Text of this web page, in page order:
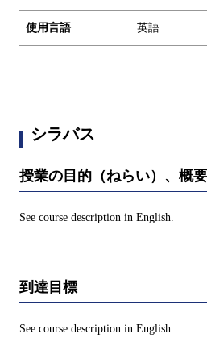
使用言語 英語
シラバス
授業の目的（ねらい）、概要
See course description in English.
到達目標
See course description in English.